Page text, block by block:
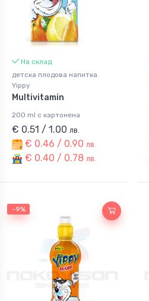
На склад
детска плодова напитка
Yippy
Multivitamin
200 ml с картонена
€ 0.51 / 1.00 лв.
€ 0.46 / 0.90 лв.
€ 0.40 / 0.78 лв.
-9%